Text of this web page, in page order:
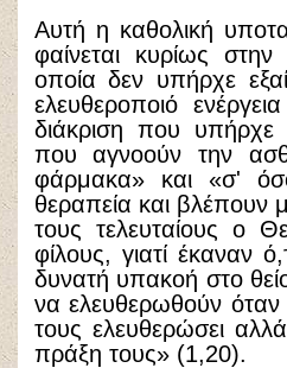
Αυτή η καθολική
φαίνεται κυρίως
οποία δεν υπήρχε
ελευθεροποιό
διάκριση που υπήρχε
που αγνοούν την
φάρμακα» και «σ'
θεραπεία και βλέπουν
τους τελευταίους ο
φίλους, γιατί έκαναν
δυνατή υπακοή στο
να ελευθερωθούν
τους ελευθερώσει
πράξη τους» (1,20).